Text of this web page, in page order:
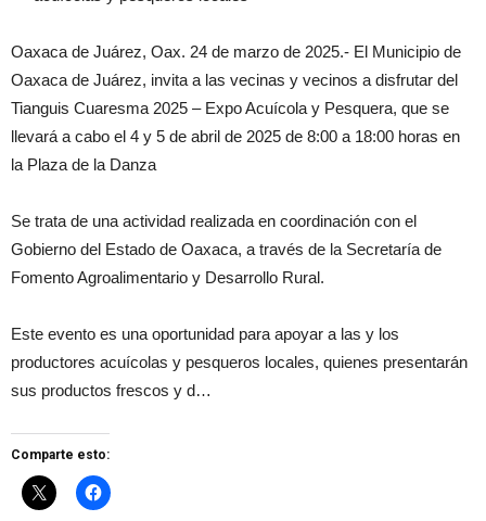
Oaxaca de Juárez, Oax. 24 de marzo de 2025.- El Municipio de
Oaxaca de Juárez, invita a las vecinas y vecinos a disfrutar del
Tianguis Cuaresma 2025 – Expo Acuícola y Pesquera, que se
llevará a cabo el 4 y 5 de abril de 2025 de 8:00 a 18:00 horas en
la Plaza de la Danza
Se trata de una actividad realizada en coordinación con el
Gobierno del Estado de Oaxaca, a través de la Secretaría de
Fomento Agroalimentario y Desarrollo Rural.
Este evento es una oportunidad para apoyar a las y los
productores acuícolas y pesqueros locales, quienes presentarán
sus productos frescos y d…
Comparte esto: